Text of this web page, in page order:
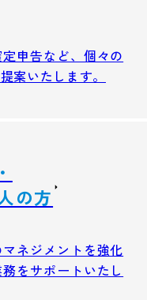
申告など、個々の
案いたします。
の方
ネジメントを強化
をサポートいたし